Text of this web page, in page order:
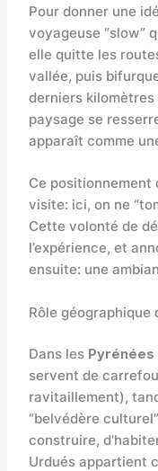
Pour donner une
voyageuse “slow”
elle quitte les
vallée, puis
derniers kilomètres
paysage se
apparaît comme
Ce positionnement
visite: ici, on ne
Cette volonté de
l’expérience, et
ensuite: une
Rôle géographique
Dans les Pyrénées
servent de
ravitaillement),
“belvédère
construire,
Urdués appartient